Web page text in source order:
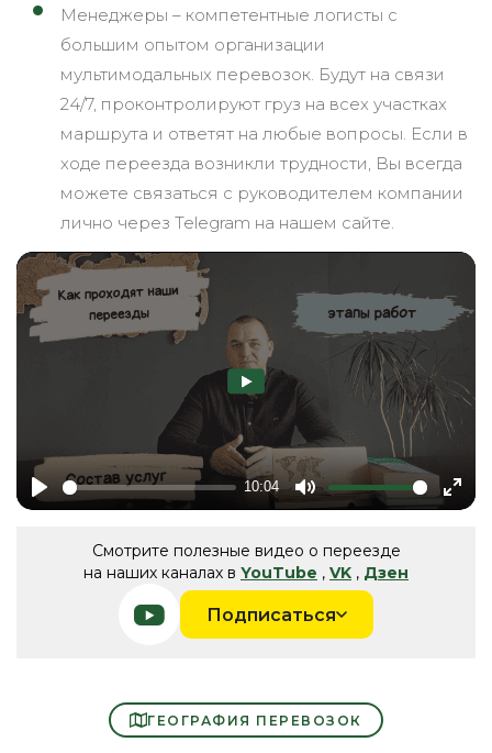
Play
10:04
Mute
Смотрите полезные видео о переезде
на наших каналах в YouTube , VK , Дзен
Подписаться
Менеджеры – компетентные логисты с
большим опытом организации
мультимодальных перевозок. Будут на связи
24/7, проконтролируют груз на всех участках
маршрута и ответят на любые вопросы. Если в
ходе переезда возникли трудности, Вы всегда
можете связаться с руководителем компании
лично через Telegram на нашем сайте.
ГЕОГРАФИЯ ПЕРЕВОЗОК